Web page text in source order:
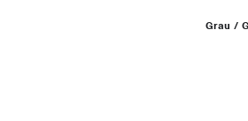
Grau /